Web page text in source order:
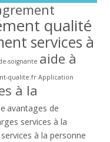
qualité
services à
soignante aide à
qualite.fr Application
à la
avantages de
services à la
à la personne